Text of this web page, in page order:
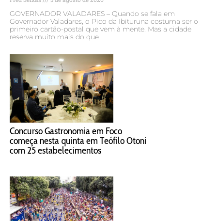
GOVERNADOR VALADARES – Quando se fala em
Governador Valadares, o Pico da Ibituruna costuma ser o
primeiro cartão-postal que vem à mente. Mas a cidade
reserva muito mais do que
Concurso Gastronomia em Foco
começa nesta quinta em Teófilo Otoni
com 25 estabelecimentos